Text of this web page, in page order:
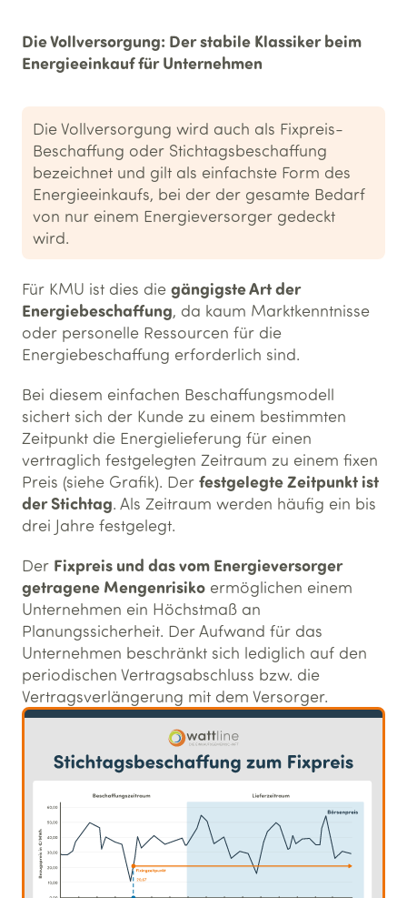
Die Vollversorgung: Der stabile Klassiker beim
Energieeinkauf für Unternehmen
Die Vollversorgung wird auch als Fixpreis-
Beschaffung oder Stichtagsbeschaffung
bezeichnet und gilt als einfachste Form des
Energieeinkaufs, bei der der gesamte Bedarf
von nur einem Energieversorger gedeckt
wird.
Für KMU ist dies die gängigste Art der
Energiebeschaffung, da kaum Marktkenntnisse
oder personelle Ressourcen für die
Energiebeschaffung erforderlich sind.
Bei diesem einfachen Beschaffungsmodell
sichert sich der Kunde zu einem bestimmten
Zeitpunkt die Energielieferung für einen
vertraglich festgelegten Zeitraum zu einem fixen
Preis (siehe Grafik). Der festgelegte Zeitpunkt ist
der Stichtag. Als Zeitraum werden häufig ein bis
drei Jahre festgelegt.
Der Fixpreis und das vom Energieversorger
getragene Mengenrisiko ermöglichen einem
Unternehmen ein Höchstmaß an
Planungssicherheit. Der Aufwand für das
Unternehmen beschränkt sich lediglich auf den
periodischen Vertragsabschluss bzw. die
Vertragsverlängerung mit dem Versorger.